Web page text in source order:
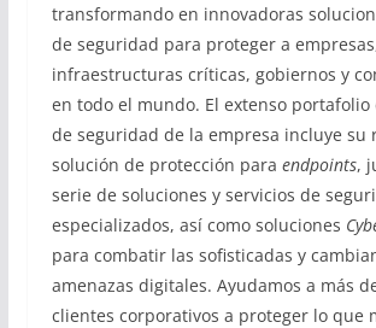
transformando en innovadoras
de seguridad para proteger a
infraestructuras críticas, gobiernos y
en todo el mundo. El extenso portafolio
de seguridad de la empresa incluye su
solución de protección para endpoints,
serie de soluciones y servicios de
especializados, así como soluciones
para combatir las sofisticadas y
amenazas digitales. Ayudamos a más
clientes corporativos a proteger lo que